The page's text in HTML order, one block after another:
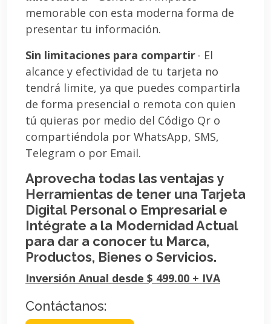
memorable con esta moderna forma de
presentar tu información.
Sin limitaciones para compartir- El
alcance y efectividad de tu tarjeta no
tendrá limite, ya que puedes compartirla
de forma presencial o remota con quien
tú quieras por medio del Código Qr o
compartiéndola por WhatsApp, SMS,
Telegram o por Email.
Aprovecha todas las ventajas y
Herramientas de tener una Tarjeta
Digital Personal o Empresarial e
Intégrate a la Modernidad Actual
para dar a conocer tu Marca,
Productos, Bienes o Servicios.
Inversión Anual desde $ 499.00 + IVA
Contáctanos: